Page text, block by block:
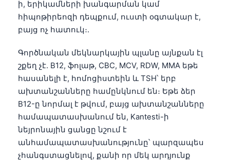
ի, երիկամների խանգարման կամ
հիպոթիրեոզի դեպքում, ուստի օգտակար է,
բայց ոչ հատուկ։.
Գործնական մեկնարկային պլանը այնքան էլ
շքեղ չէ. B12, ֆոլաթ, CBC, MCV, RDW, MMA եթե
հասանելի է, հոմոցիստեին և TSH՝ երբ
ախտանշանները համընկնում են։ Եթե ձեր
B12-ը նորմալ է թվում, բայց ախտանշանները
համապատասխանում են, Kantesti-ի
նեյրոնային ցանցը նշում է
անհամապատասխանությունը՝ պարզապես
չհանգստացնելով, քանի որ մեկ արդյունք
ဗမာစာ
ភាសាខ្មែរ
አማርኛ
Українська
O‘zbekcha
Қазақ тілі
Suomi